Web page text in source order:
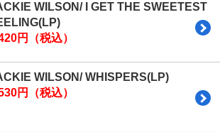
WILSON/ I GET THE SWEETEST
円（税込）
WILSON/ WHISPERS(LP)
円（税込）